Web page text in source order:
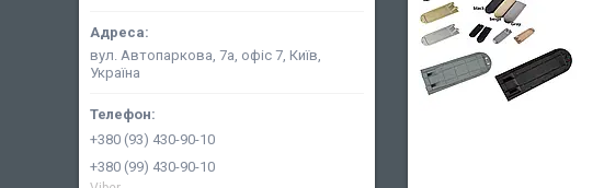
вул. Автопаркова, 7а, офіс 7, Київ,
Україна
+380 (93) 430-90-10
+380 (99) 430-90-10